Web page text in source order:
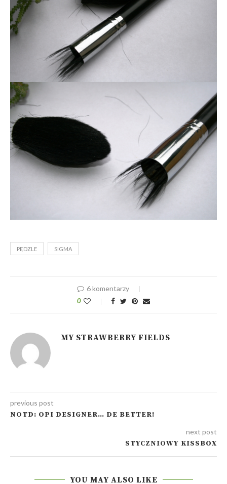
PĘDZLE SIGMA
6 komentarzy
0
MY STRAWBERRY FIELDS
previous post
NOTD: OPI DESIGNER… DE BETTER!
next post
STYCZNIOWY KISSBOX
YOU MAY ALSO LIKE